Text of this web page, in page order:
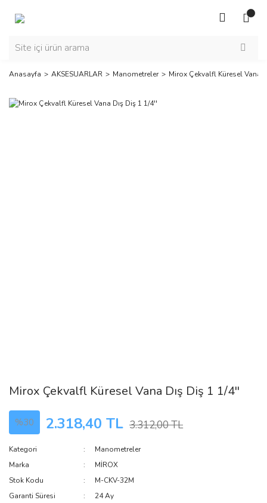
Anasayfa AKSESUARLAR Manometreler Mirox Çekvalfl Küresel Vana
Mirox Çekvalfl Küresel Vana Dış Diş 1 1/4''
%30 2.318,40 TL 3.312,00 TL
Kategori
Manometreler
Marka
MİROX
Stok Kodu
M-CKV-32M
Garanti Süresi
24 Ay